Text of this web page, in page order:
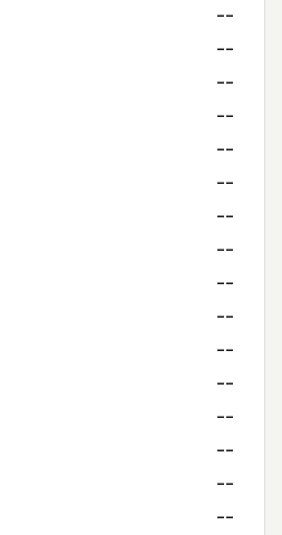
--
--
--
--
--
--
--
--
--
--
--
--
--
--
--
--